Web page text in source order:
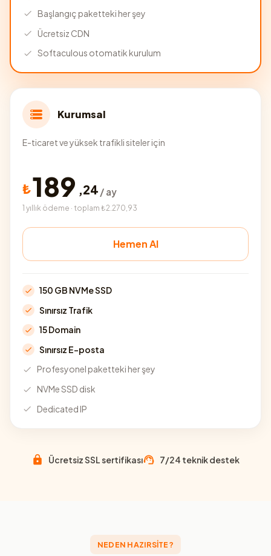
Başlangıç paketteki her şey
Ücretsiz CDN
Softaculous otomatik kurulum
Kurumsal
E-ticaret ve yüksek trafikli siteler için
₺189 ,24 / ay
1 yıllık ödeme · toplam ₺2.270,93
Hemen Al
150 GB NVMe SSD
Sınırsız Trafik
15 Domain
Sınırsız E-posta
Profesyonel paketteki her şey
NVMe SSD disk
Dedicated IP
Ücretsiz SSL sertifikası 7/24 teknik destek
NEDEN HAZIRSİTE?